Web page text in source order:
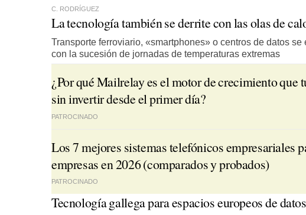
C. RODRÍGUEZ
La tecnología también se derrite con las olas de
Transporte ferroviario, «smartphones» o centros de datos
con la sucesión de jornadas de temperaturas extremas
¿Por qué Mailrelay es el motor de crecimiento que
sin invertir desde el primer día?
PATROCINADO
Los 7 mejores sistemas telefónicos empresariales
empresas en 2026 (comparados y probados)
PATROCINADO
Tecnología gallega para espacios europeos de